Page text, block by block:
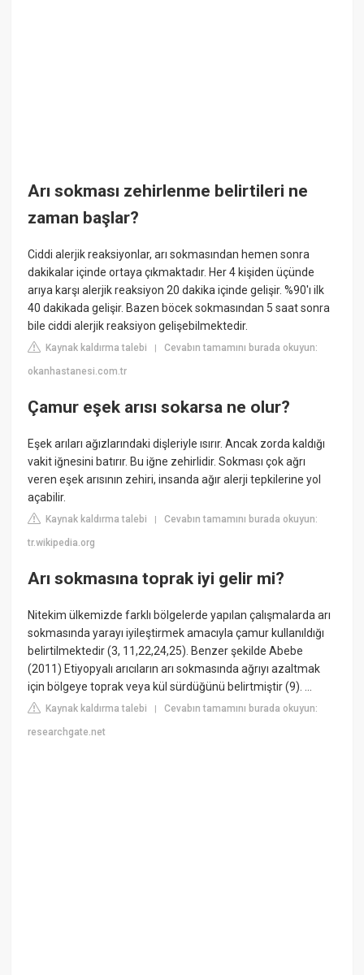
Arı sokması zehirlenme belirtileri ne
zaman başlar?
Ciddi alerjik reaksiyonlar, arı sokmasından hemen sonra
dakikalar içinde ortaya çıkmaktadır. Her 4 kişiden üçünde
arıya karşı alerjik reaksiyon 20 dakika içinde gelişir. %90'ı ilk
40 dakikada gelişir. Bazen böcek sokmasından 5 saat sonra
bile ciddi alerjik reaksiyon gelişebilmektedir.
Kaynak kaldırma talebi |Cevabın tamamını burada okuyun:
okanhastanesi.com.tr
Çamur eşek arısı sokarsa ne olur?
Eşek arıları ağızlarındaki dişleriyle ısırır. Ancak zorda kaldığı
vakit iğnesini batırır. Bu iğne zehirlidir. Sokması çok ağrı
veren eşek arısının zehiri, insanda ağır alerji tepkilerine yol
açabilir.
Kaynak kaldırma talebi |Cevabın tamamını burada okuyun:
tr.wikipedia.org
Arı sokmasına toprak iyi gelir mi?
Nitekim ülkemizde farklı bölgelerde yapılan çalışmalarda arı
sokmasında yarayı iyileştirmek amacıyla çamur kullanıldığı
belirtilmektedir (3, 11,22,24,25). Benzer şekilde Abebe
(2011) Etiyopyalı arıcıların arı sokmasında ağrıyı azaltmak
için bölgeye toprak veya kül sürdüğünü belirtmiştir (9). ...
Kaynak kaldırma talebi |Cevabın tamamını burada okuyun:
researchgate.net